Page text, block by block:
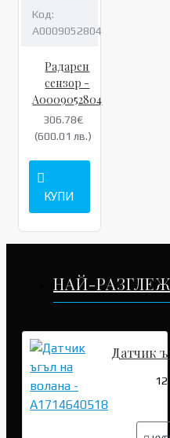
Код:
A0009052804
Радарен
сензор -
A0009052804
306.78€
(600.01 лв.)
КУПИ
НАЙ-
Датчик